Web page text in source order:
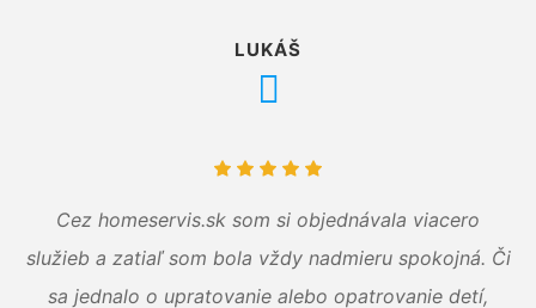
LUKÁŠ
Cez homeservis.sk som si objednávala viacero
služieb a zatiaľ som bola vždy nadmieru spokojná. Či
sa jednalo o upratovanie alebo opatrovanie detí,